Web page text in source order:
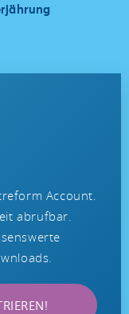
Account.
abrufbar.